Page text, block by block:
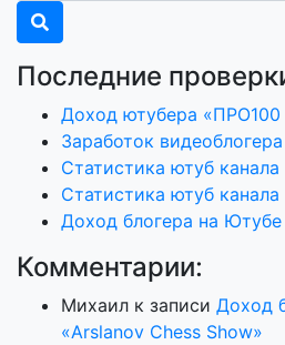
Последние
Доход ютубера «ПРО100
Заработок
Статистика ютуб
Статистика ютуб канала
Доход блогера на
Комментарии:
Михаил к записи Доход
«Arslanov Chess Show»